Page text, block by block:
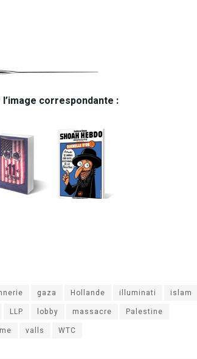
correspondante :
gaza Hollande illuminati
islam
LLP lobby massacre
Palestine
valls WTC